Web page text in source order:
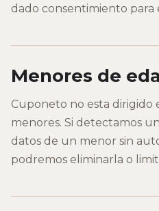
dado consentimiento para
Menores de
Cuponeto no esta dirigido
menores. Si detectamos
datos de un menor sin
podremos eliminarla o